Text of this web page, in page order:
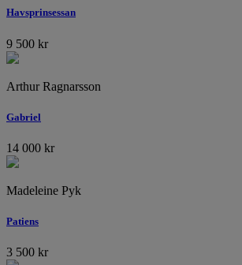
Havsprinsessan
9 500 kr
Arthur Ragnarsson
Gabriel
14 000 kr
Madeleine Pyk
Patiens
3 500 kr